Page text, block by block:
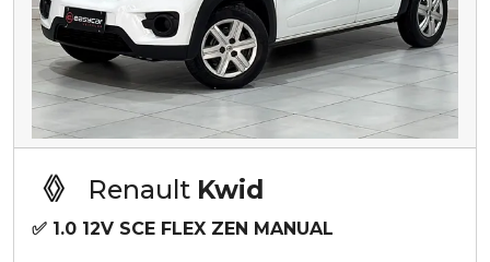
Renault Kwid
✅ 1.0 12V SCE FLEX ZEN MANUAL